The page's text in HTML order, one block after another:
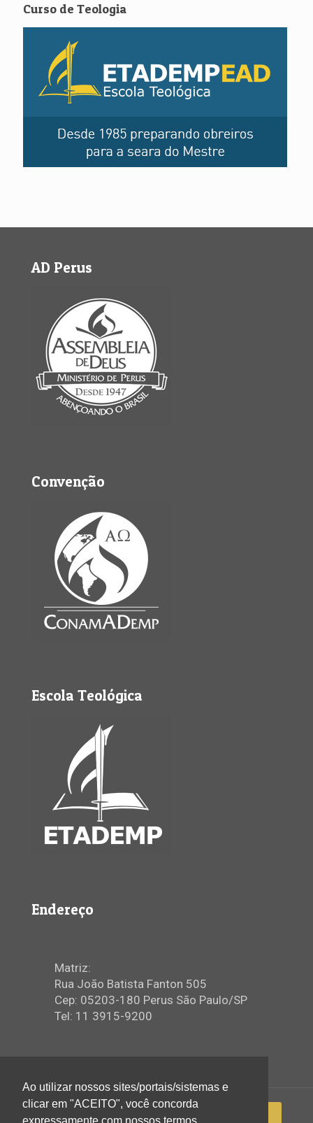
Curso de Teologia
AD Perus
Convenção
Escola Teológica
Endereço
Matriz:
Rua João Batista Fanton 505
Cep: 05203-180 Perus São Paulo/SP
Tel: 11 3915-9200
Ao utilizar nossos sites/portais/sistemas e
clicar em "ACEITO", você concorda